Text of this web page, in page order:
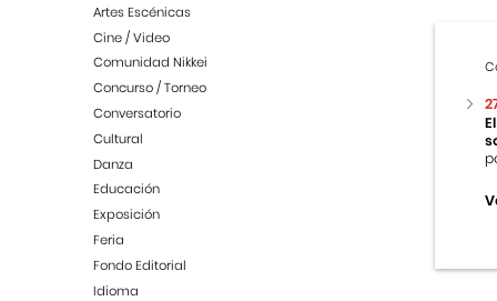
Artes Escénicas
Cine / Video
Comunidad Nikkei
Concurso / Torneo
Conversatorio
Cultural
Danza
Educación
Exposición
Feria
Fondo Editorial
Idioma